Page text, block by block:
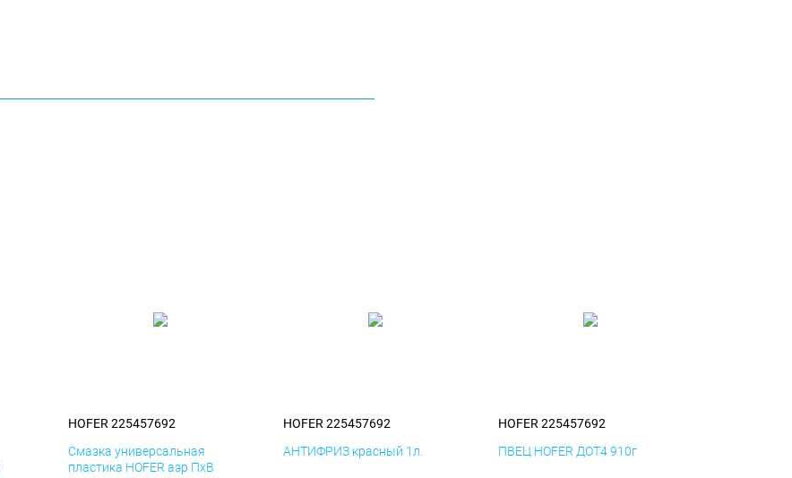
HOFER 225457692
Смазка универсальная
пластика HOFER аэр ПхВ
HOFER 225457692
АНТИФРИЗ красный 1л.
HOFER 225457692
ПВЕЦ HOFER ДОТ4 910г